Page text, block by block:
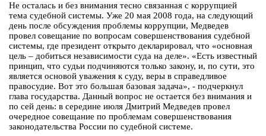
Не осталась и без внимания тесно связанная с коррупцией
тема судебной системы. Уже 20 мая 2008 года, на следующий
день после обсуждения проблемы коррупции, Медведев
провел совещание по вопросам совершенствования судебной
системы, где президент открыто декларировал, что «основная
цель – добиться независимости суда на деле». «Есть известный
принцип, что судьи подчиняются только закону, и, по сути, это
является основой уважения к суду, веры в справедливое
правосудие. Вот это большая базовая задача», - подчеркнул
глава государства. Данный вопрос не остается без внимания и
по сей день: в середине июля Дмитрий Медведев провел
очередное совещание по проблемам совершенствования
законодательства России по судебной системе.